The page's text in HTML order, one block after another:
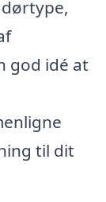
god idé at
til dit